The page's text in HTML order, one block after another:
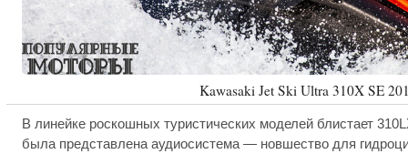
Kawasaki Jet Ski Ultra 310X SE
В линейке роскошных туристических моделей блистает
была представлена аудиосистема — новшество для